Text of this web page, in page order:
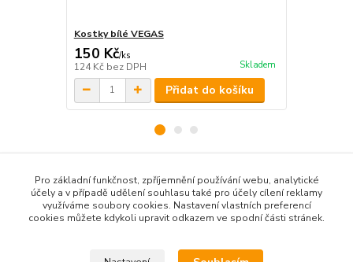
Kostky bílé VEGAS
150 Kč/ks
124 Kč bez DPH Skladem
Přidat do košíku
Zboží zařazeno v kategoriích
DEKORACE INTERIÉR
Pro základní funkčnost, zpříjemnění používání webu, analytické
účely a v případě udělení souhlasu také pro účely cílení reklamy
využíváme soubory cookies. Nastavení vlastních preferencí
cookies můžete kdykoli upravit odkazem ve spodní části stránek.